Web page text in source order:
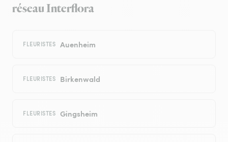
réseau Interflora
FLEURISTES Auenheim
FLEURISTES Birkenwald
FLEURISTES Gingsheim